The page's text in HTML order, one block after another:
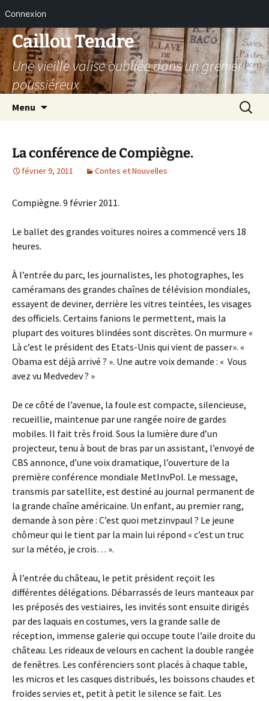
Connexion
Aller
au
contenu
Caillou Tendre
Une vieille valise oubliée dans un grenier
poussiéreux
Menu
La conférence de Compiègne.
février 9, 2011 Contes et Nouvelles
Compiègne. 9 février 2011.
Le ballet des grandes voitures noires a commencé vers 18
heures.
À l’entrée du parc, les journalistes, les photographes, les
caméramans des grandes chaînes de télévision mondiales,
essayent de deviner, derrière les vitres teintées, les visages
des officiels. Certains fanions le permettent, mais la
plupart des voitures blindées sont discrètes. On murmure «
Là c’est le président des Etats-Unis qui vient de passer». «
Obama est déjà arrivé ? ». Une autre voix demande : « Vous
avez vu Medvedev ? »
De ce côté de l’avenue, la foule est compacte, silencieuse,
recueillie, maintenue par une rangée noire de gardes
mobiles. Il fait très froid. Sous la lumière dure d’un
projecteur, tenu à bout de bras par un assistant, l’envoyé de
CBS annonce, d’une voix dramatique, l’ouverture de la
première conférence mondiale MetInvPol. Le message,
transmis par satellite, est destiné au journal permanent de
la grande chaîne américaine. Un enfant, au premier rang,
demande à son père : C’est quoi metzinvpaul ? Le jeune
chômeur qui le tient par la main lui répond « c’est un truc
sur la météo, je crois… ».
À l’entrée du château, le petit président reçoit les
différentes délégations. Débarrassés de leurs manteaux par
les préposés des vestiaires, les invités sont ensuite dirigés
par des laquais en costumes, vers la grande salle de
réception, immense galerie qui occupe toute l’aile droite du
château. Les rideaux de velours en cachent la double rangée
de fenêtres. Les conférenciers sont placés à chaque table,
les micros et les casques distribués, les boissons chaudes et
froides servies et, petit à petit le silence se fait. Les